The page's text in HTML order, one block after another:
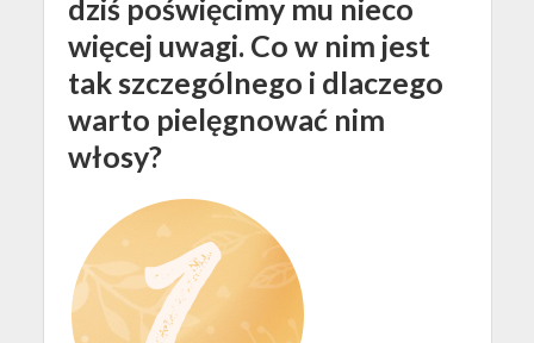
dziś poświęcimy mu nieco
więcej uwagi. Co w nim jest
tak szczególnego i dlaczego
warto pielęgnować nim
włosy?